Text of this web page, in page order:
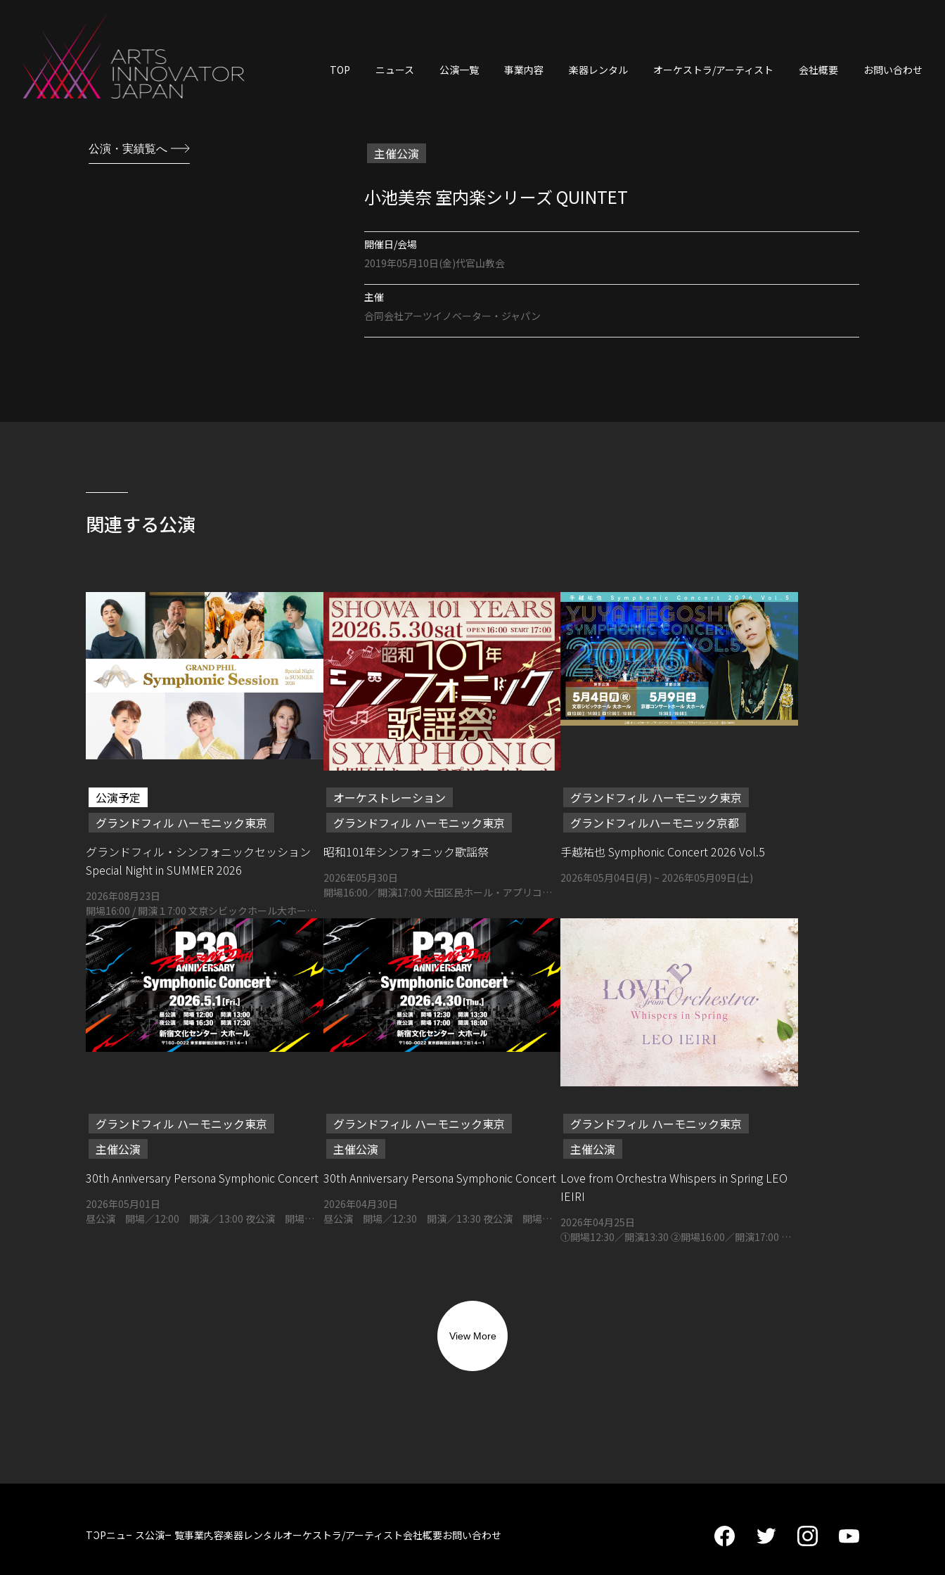
TOP ニュース 公演一覧 事業内容 楽器レンタル オーケストラ/アーティスト 会社概要 お問い合わせ
公演・実績覧へ 主催公演
小池美奈 室内楽シリーズ QUINTET
開催日/会場
2019年05月10日(金)代官山教会
主催
合同会社アーツイノベーター・ジャパン
関連する公演
公演予定
グランドフィル ハーモニック東京
グランドフィル・シンフォニックセッション
Special Night in SUMMER 2026
2026年08月23日
開場16:00 / 開演１7:00 文京シビックホール大ホール
（東京都文京区春日1丁目16-21）
オーケストレーション
グランドフィル ハーモニック東京
昭和101年シンフォニック歌謡祭
2026年05月30日
開場16:00／開演17:00 大田区民ホール・アプリコ大
グランドフィル ハーモニック東京
グランドフィルハーモニック京都
手越祐也 Symphonic Concert 2026 Vol.5
2026年05月04日(月) ~ 2026年05月09日(土)
グランドフィル ハーモニック東京
主催公演
30th Anniversary Persona Symphonic Concert
2026年05月01日
昼公演 開場／12:00 開演／13:00 夜公演 開場／
グランドフィル ハーモニック東京
主催公演
30th Anniversary Persona Symphonic Concert
2026年04月30日
昼公演 開場／12:30 開演／13:30 夜公演 開場／
グランドフィル ハーモニック東京
主催公演
Love from Orchestra Whispers in Spring LEO
IEIRI
2026年04月25日
①開場12:30／開演13:30 ②開場16:00／開演17:00 す
View More
TOPニュース公演一覧事業内容楽器レンタルオーケストラ/アーティスト会社概要お問い合わせ